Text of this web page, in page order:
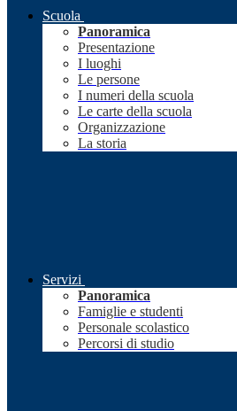
Scuola
Panoramica
Presentazione
I luoghi
Le persone
I numeri della scuola
Le carte della scuola
Organizzazione
La storia
Servizi
Panoramica
Famiglie e studenti
Personale scolastico
Percorsi di studio